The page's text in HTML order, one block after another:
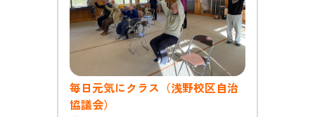
毎日元気にクラス（浅野校区自治
協議会）